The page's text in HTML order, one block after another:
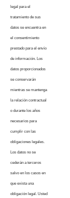
legal para el
tratamiento de sus
datos se encuentra en
el consentimiento
prestado para el envío
de información. Los
datos proporcionados
se conservarán
mientras se mantenga
la relación contractual
o durante los años
necesarios para
cumplir con las
obligaciones legales.
Los datos no se
cederán a terceros
salvo en los casos en
que exista una
obligación legal. Usted